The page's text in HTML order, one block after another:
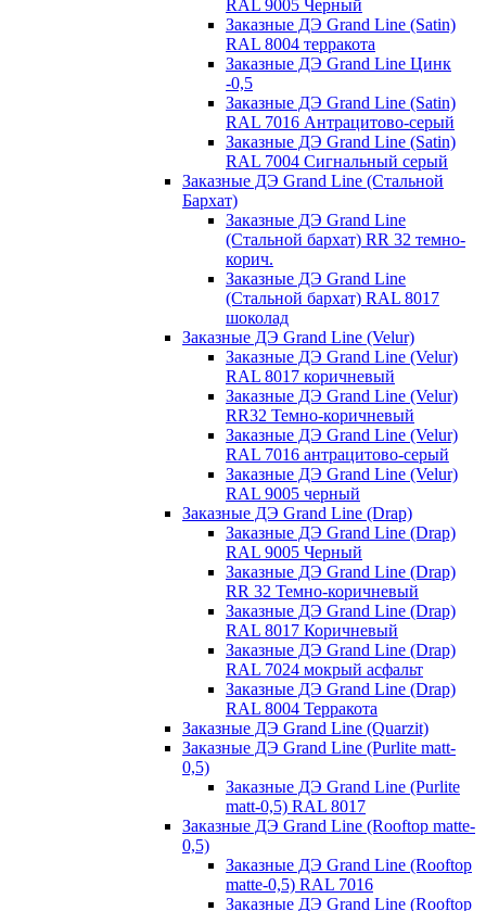
RAL 9005 Черный
Заказные ДЭ Grand Line (Satin)
RAL 8004 терракота
Заказные ДЭ Grand Line Цинк
-0,5
Заказные ДЭ Grand Line (Satin)
RAL 7016 Антрацитово-серый
Заказные ДЭ Grand Line (Satin)
RAL 7004 Сигнальный серый
Заказные ДЭ Grand Line (Стальной
Бархат)
Заказные ДЭ Grand Line
(Стальной бархат) RR 32 темно-
корич.
Заказные ДЭ Grand Line
(Стальной бархат) RAL 8017
шоколад
Заказные ДЭ Grand Line (Velur)
Заказные ДЭ Grand Line (Velur)
RAL 8017 коричневый
Заказные ДЭ Grand Line (Velur)
RR32 Темно-коричневый
Заказные ДЭ Grand Line (Velur)
RAL 7016 антрацитово-серый
Заказные ДЭ Grand Line (Velur)
RAL 9005 черный
Заказные ДЭ Grand Line (Drap)
Заказные ДЭ Grand Line (Drap)
RAL 9005 Черный
Заказные ДЭ Grand Line (Drap)
RR 32 Темно-коричневый
Заказные ДЭ Grand Line (Drap)
RAL 8017 Коричневый
Заказные ДЭ Grand Line (Drap)
RAL 7024 мокрый асфальт
Заказные ДЭ Grand Line (Drap)
RAL 8004 Терракота
Заказные ДЭ Grand Line (Quarzit)
Заказные ДЭ Grand Line (Purlite matt-
0,5)
Заказные ДЭ Grand Line (Purlite
matt-0,5) RAL 8017
Заказные ДЭ Grand Line (Rooftop matte-
0,5)
Заказные ДЭ Grand Line (Rooftop
matte-0,5) RAL 7016
Заказные ДЭ Grand Line (Rooftop